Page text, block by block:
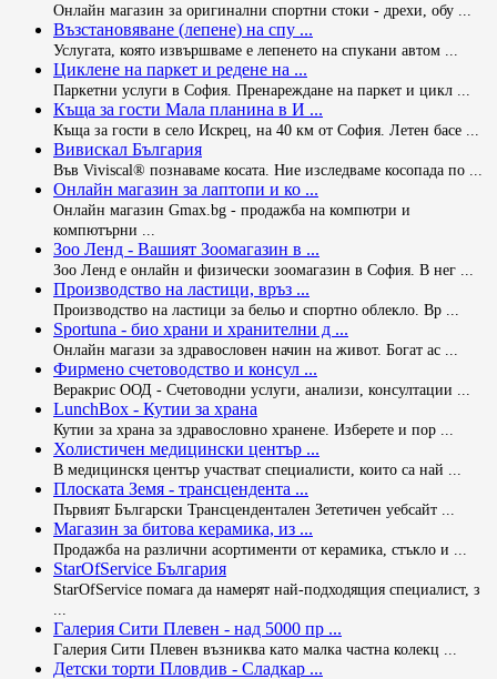
Онлайн магазин за оригинални спортни стоки - дрехи, обу ...
Възстановяване (лепене) на спу ...
Услугата, която извършваме е лепенето на спукани автом ...
Циклене на паркет и редене на ...
Паркетни услуги в София. Пренареждане на паркет и цикл ...
Къща за гости Мала планина в И ...
Къща за гости в село Искрец, на 40 км от София. Летен басе ...
Вивискал България
Във Viviscal® познаваме косата. Ние изследваме косопада по ...
Онлайн магазин за лаптопи и ко ...
Онлайн магазин Gmax.bg - продажба на компютри и
компютърни ...
Зоо Ленд - Вашият Зоомагазин в ...
Зоо Ленд е онлайн и физически зоомагазин в София. В нег ...
Производство на ластици, връз ...
Производство на ластици за бельо и спортно облекло. Вр ...
Sportuna - био храни и хранителни д ...
Онлайн магази за здравословен начин на живот. Богат ас ...
Фирмено счетоводство и консул ...
Веракрис ООД - Счетоводни услуги, анализи, консултации ...
LunchBox - Кутии за храна
Кутии за храна за здравословно хранене. Изберете и пор ...
Холистичен медицински център ...
В медицинскя център участват специалисти, които са най ...
Плоската Земя - трансцендента ...
Първият Български Трансцендентален Зететичен уебсайт ...
Магазин за битова керамика, из ...
Продажба на различни асортименти от керамика, стъкло и ...
StarOfService България
StarOfService помага да намерят най-подходящия специалист, з
Галерия Сити Плевен - над 5000 пр ...
Галерия Сити Плевен възниква като малка частна колекц ...
Детски торти Пловдив - Сладкар ...